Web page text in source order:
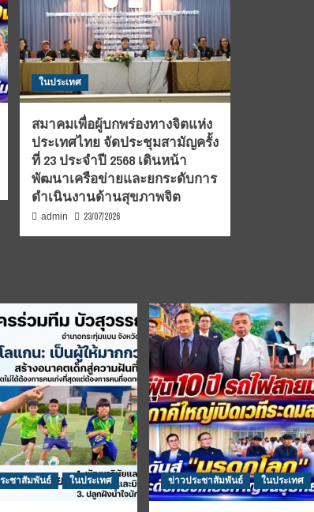
ในประเทศ
สมาคมเพื่อผู้บกพร่องทางจิตแห่ง
ประเทศไทย จัดประชุมสามัญครั้ง
ที่ 23 ประจำปี 2568 เดินหน้า
พัฒนาเครือข่ายและยกระดับการ
ดำเนินงานด้านสุขภาพจิต
admin 23/07/2026
ะชาสัมพันธ์ ในประเทศ ข่าวประชาสัมพันธ์ ในประเทศ